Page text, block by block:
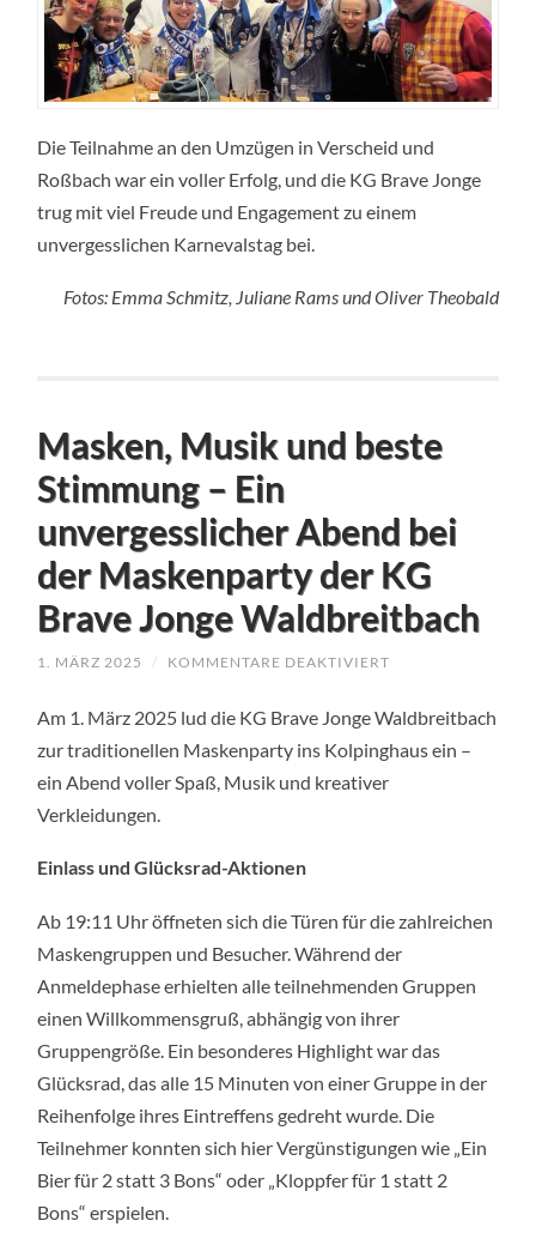
Die Teilnahme an den Umzügen in Verscheid und
Roßbach war ein voller Erfolg, und die KG Brave Jonge
trug mit viel Freude und Engagement zu einem
unvergesslichen Karnevalstag bei.
Fotos: Emma Schmitz, Juliane Rams und Oliver Theobald
Masken, Musik und beste
Stimmung – Ein
unvergesslicher Abend bei
der Maskenparty der KG
Brave Jonge Waldbreitbach
1. MÄRZ 2025 / KOMMENTARE DEAKTIVIERT
UND
STIMMUNG
BRAVE
JONGE
WALDBREITBACH
Am 1. März 2025 lud die KG Brave Jonge Waldbreitbach
zur traditionellen Maskenparty ins Kolpinghaus ein –
ein Abend voller Spaß, Musik und kreativer
Verkleidungen.
Einlass und Glücksrad-Aktionen
Ab 19:11 Uhr öffneten sich die Türen für die zahlreichen
Maskengruppen und Besucher. Während der
Anmeldephase erhielten alle teilnehmenden Gruppen
einen Willkommensgruß, abhängig von ihrer
Gruppengröße. Ein besonderes Highlight war das
Glücksrad, das alle 15 Minuten von einer Gruppe in der
Reihenfolge ihres Eintreffens gedreht wurde. Die
Teilnehmer konnten sich hier Vergünstigungen wie „Ein
Bier für 2 statt 3 Bons“ oder „Kloppfer für 1 statt 2
Bons“ erspielen.